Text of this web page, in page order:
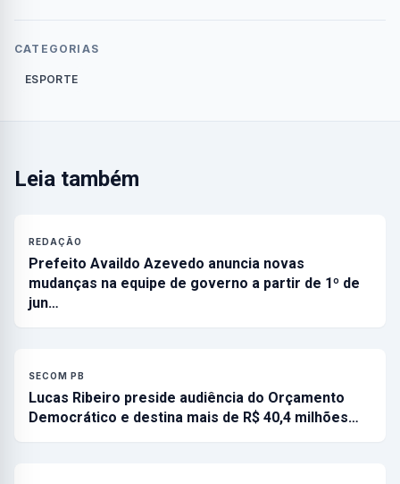
CATEGORIAS
ESPORTE
Leia também
REDAÇÃO
Prefeito Availdo Azevedo anuncia novas
mudanças na equipe de governo a partir de 1º de
jun…
SECOM PB
Lucas Ribeiro preside audiência do Orçamento
Democrático e destina mais de R$ 40,4 milhões…